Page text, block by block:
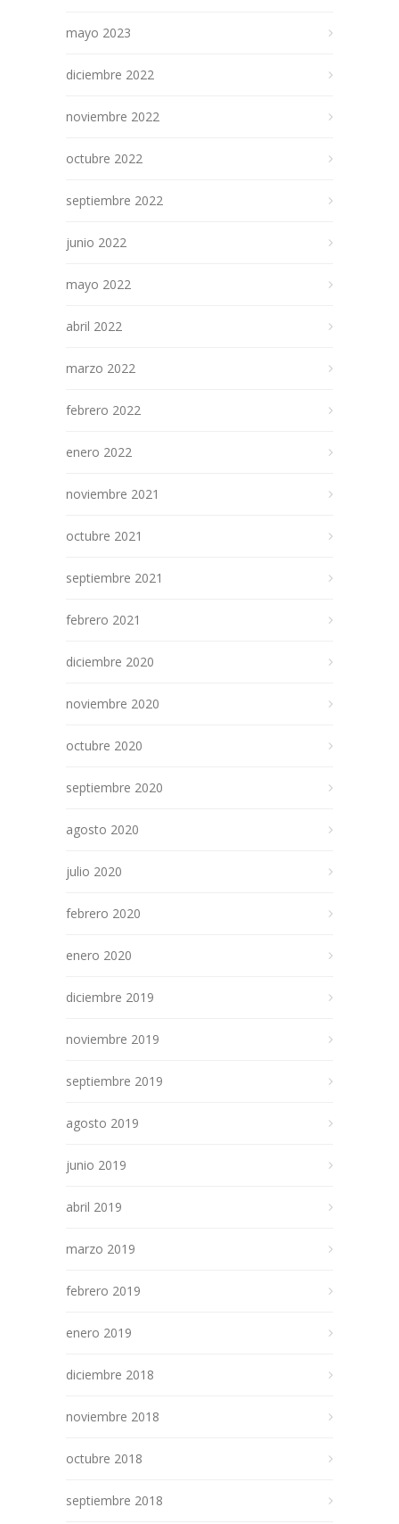
mayo 2023
diciembre 2022
noviembre 2022
octubre 2022
septiembre 2022
junio 2022
mayo 2022
abril 2022
marzo 2022
febrero 2022
enero 2022
noviembre 2021
octubre 2021
septiembre 2021
febrero 2021
diciembre 2020
noviembre 2020
octubre 2020
septiembre 2020
agosto 2020
julio 2020
febrero 2020
enero 2020
diciembre 2019
noviembre 2019
septiembre 2019
agosto 2019
junio 2019
abril 2019
marzo 2019
febrero 2019
enero 2019
diciembre 2018
noviembre 2018
octubre 2018
septiembre 2018